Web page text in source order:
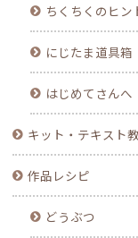
ちくちくのヒン
にじたま道具箱
はじめてさんへ
キット・テキスト
作品レシピ
どうぶつ